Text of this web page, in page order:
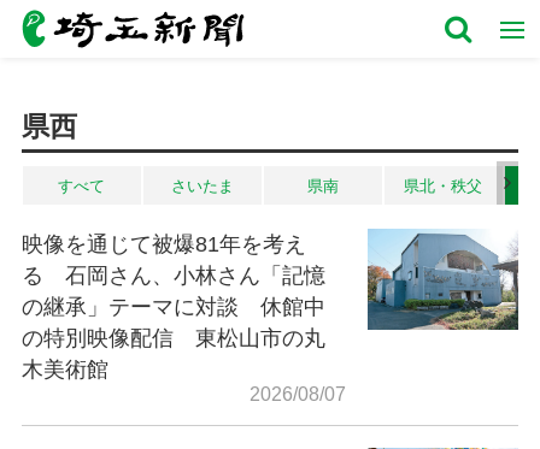
県西
すべて さいたま 県南 県北・秩父
映像を通じて被爆81年を考え
る 石岡さん、小林さん「記憶
の継承」テーマに対談 休館中
の特別映像配信 東松山市の丸
木美術館
2026/08/07